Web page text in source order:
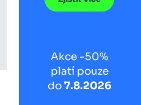
Akce -50%
platí pouze
do7.8.2026